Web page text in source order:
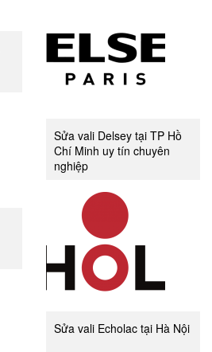
Sửa vali Delsey tại TP Hồ
Chí Minh uy tín chuyên
nghiệp
Sửa vali Echolac tại Hà Nội